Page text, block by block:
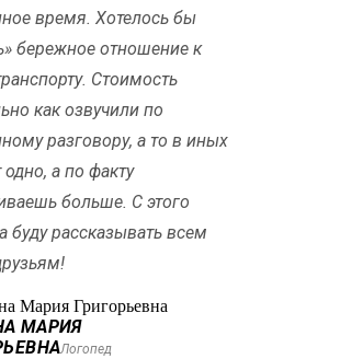
время. Хотелось бы
бережное отношение к
Стоимость
как озвучили по
разговору, а то в иных
одно, а по факту
больше. С этого
буду рассказывать всем
МАРИЯ
Логопед